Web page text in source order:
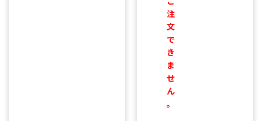
注
文
で
き
ま
せ
ん
。